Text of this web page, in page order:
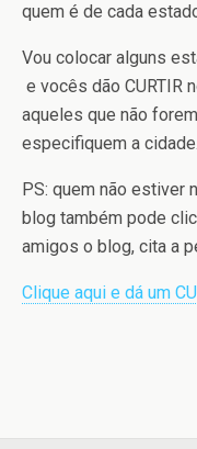
quem é de cada
Vou colocar alguns
e vocês dão CURTIR
aqueles que não
especifiquem a
PS: quem não estiver
blog também pode
amigos o blog, cita a
Clique aqui e dá um